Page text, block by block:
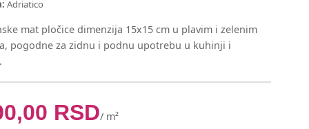
Adriatico
mat pločice dimenzija 15x15 cm u plavim i zelenim
pogodne za zidnu i podnu upotrebu u kuhinji i
RSD/ m²